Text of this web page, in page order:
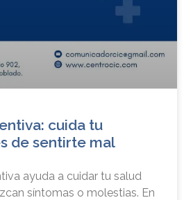
cuida tu
de sentirte mal
ayuda a cuidar tu salud
síntomas o molestias. En